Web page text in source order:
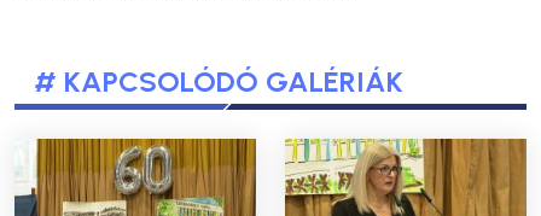
# KAPCSOLÓDÓ GALÉRIÁK